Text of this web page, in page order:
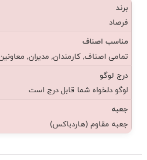
برند
فرصاد
مناسب اصناف
تمامی اصناف, کارمندان, مدیران,
درج لوگو
لوگو دلخواه شما قابل درج است
جعبه
جعبه مقاوم (هاردباکس)